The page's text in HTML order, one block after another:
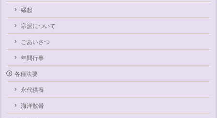
縁起
宗派について
ごあいさつ
年間行事
各種法要
永代供養
海洋散骨